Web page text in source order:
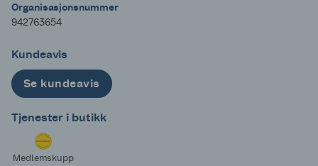
Organisasjonsnummer
942763654
Kundeavis
Se kundeavis
Tjenester i butikk
Medlemskupp